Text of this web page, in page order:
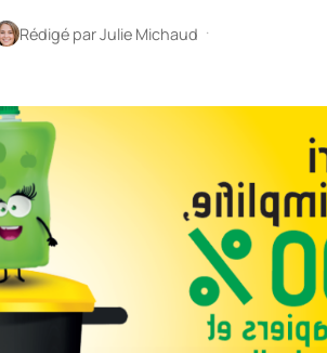
Rédigé parJulie Michaud ·